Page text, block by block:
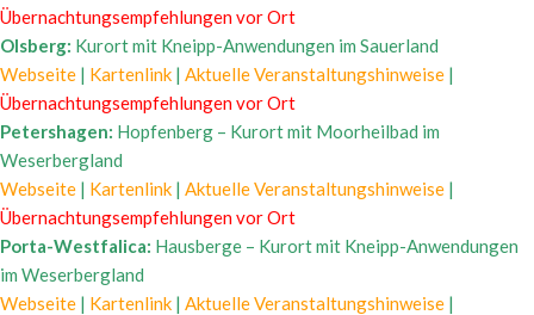
Übernachtungsempfehlungen vor Ort
Olsberg: Kurort mit Kneipp-Anwendungen im Sauerland
Webseite | Kartenlink | Aktuelle Veranstaltungshinweise |
Übernachtungsempfehlungen vor Ort
Petershagen: Hopfenberg – Kurort mit Moorheilbad im
Weserbergland
Webseite | Kartenlink | Aktuelle Veranstaltungshinweise |
Übernachtungsempfehlungen vor Ort
Porta-Westfalica: Hausberge – Kurort mit Kneipp-Anwendungen
im Weserbergland
Webseite | Kartenlink | Aktuelle Veranstaltungshinweise |